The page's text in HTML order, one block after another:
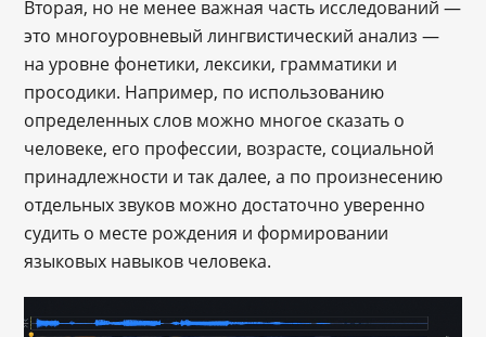
Вторая, но не менее важная часть исследований —
это многоуровневый лингвистический анализ ―
на уровне фонетики, лексики, грамматики и
просодики. Например, по использованию
определенных слов можно многое сказать о
человеке, его профессии, возрасте, социальной
принадлежности и так далее, а по произнесению
отдельных звуков можно достаточно уверенно
судить о месте рождения и формировании
языковых навыков человека.